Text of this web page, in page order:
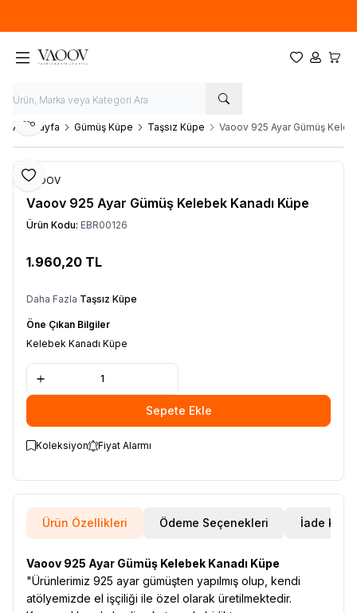
Favorilerim
Hesabım
Ana Sayfa Gümüş Küpe Taşsız Küpe Vaoov 925 Ayar Gümüş
Favoriye Ekle
Paylaş
VAOOV
Vaoov 925 Ayar Gümüş Kelebek Kanadı Küpe
Ürün Kodu: EBR00126
1.960,20 TL
Daha Fazla Taşsız Küpe
Öne Çıkan Bilgiler
Kelebek Kanadı Küpe
Sepete Ekle
Koleksiyon Fiyat Alarmı
Ürün Özellikleri Ödeme Seçenekleri İade
Vaoov 925 Ayar Gümüş Kelebek Kanadı Küpe
"Ürünlerimiz 925 ayar gümüşten yapılmış olup, kendi
atölyemizde el işçiliği ile özel olarak üretilmektedir.